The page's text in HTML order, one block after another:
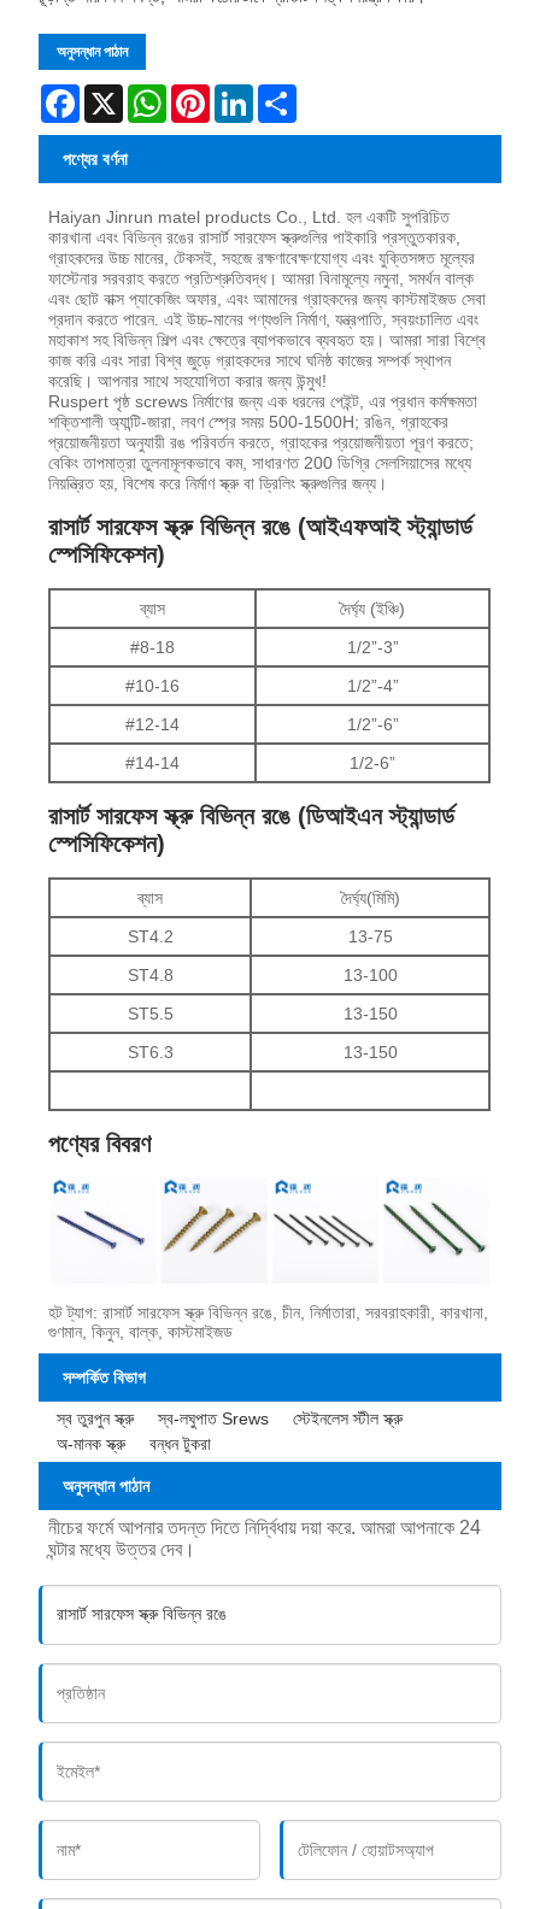
অনুসন্ধান পাঠান
Facebook
X WhatsAppPinterestLinkedIn
পণ্যের বর্ণনা
Haiyan Jinrun matel products Co., Ltd. হল একটি সুপরিচিত
কারখানা এবং বিভিন্ন রঙের রাসার্ট সারফেস স্ক্রুগুলির পাইকারি প্রস্তুতকারক,
গ্রাহকদের উচ্চ মানের, টেকসই, সহজে রক্ষণাবেক্ষণযোগ্য এবং যুক্তিসঙ্গত মূল্যের
ফাস্টেনার সরবরাহ করতে প্রতিশ্রুতিবদ্ধ। আমরা বিনামূল্যে নমুনা, সমর্থন বাল্ক
এবং ছোট বাক্স প্যাকেজিং অফার, এবং আমাদের গ্রাহকদের জন্য কাস্টমাইজড সেবা
প্রদান করতে পারেন. এই উচ্চ-মানের পণ্যগুলি নির্মাণ, যন্ত্রপাতি, স্বয়ংচালিত এবং
মহাকাশ সহ বিভিন্ন শিল্প এবং ক্ষেত্রে ব্যাপকভাবে ব্যবহৃত হয়। আমরা সারা বিশ্বে
কাজ করি এবং সারা বিশ্ব জুড়ে গ্রাহকদের সাথে ঘনিষ্ঠ কাজের সম্পর্ক স্থাপন
করেছি। আপনার সাথে সহযোগিতা করার জন্য উন্মুখ!
Ruspert পৃষ্ঠ screws নির্মাণের জন্য এক ধরনের পেইন্ট, এর প্রধান কর্মক্ষমতা
শক্তিশালী অ্যান্টি-জারা, লবণ স্প্রে সময় 500-1500H; রঙিন, গ্রাহকের
প্রয়োজনীয়তা অনুযায়ী রঙ পরিবর্তন করতে, গ্রাহকের প্রয়োজনীয়তা পূরণ করতে;
বেকিং তাপমাত্রা তুলনামূলকভাবে কম, সাধারণত 200 ডিগ্রি সেলসিয়াসের মধ্যে
নিয়ন্ত্রিত হয়, বিশেষ করে নির্মাণ স্ক্রু বা ড্রিলিং স্ক্রুগুলির জন্য।
রাসার্ট সারফেস স্ক্রু বিভিন্ন রঙে (আইএফআই স্ট্যান্ডার্ড
স্পেসিফিকেশন)
ব্যাস
দৈর্ঘ্য (ইঞ্চি)
#8-18
1/2”-3”
#10-16
1/2”-4”
#12-14
1/2”-6”
#14-14
1/2-6”
রাসার্ট সারফেস স্ক্রু বিভিন্ন রঙে (ডিআইএন স্ট্যান্ডার্ড
স্পেসিফিকেশন)
ব্যাস
দৈর্ঘ্য(মিমি)
ST4.2
13-75
ST4.8
13-100
ST5.5
13-150
ST6.3
13-150
পণ্যের বিবরণ
হট ট্যাগ: রাসার্ট সারফেস স্ক্রু বিভিন্ন রঙে, চীন, নির্মাতারা, সরবরাহকারী, কারখানা,
গুণমান, কিনুন, বাল্ক, কাস্টমাইজড
সম্পর্কিত বিভাগ
স্ব তুরপুন স্ক্রু স্ব-লঘুপাত Srews
স্টেইনলেস স্টীল স্ক্রু
অ-মানক স্ক্রু
বন্ধন টুকরা
অনুসন্ধান পাঠান
নীচের ফর্মে আপনার তদন্ত দিতে নির্দ্বিধায় দয়া করে. আমরা আপনাকে 24
ঘন্টার মধ্যে উত্তর দেব।